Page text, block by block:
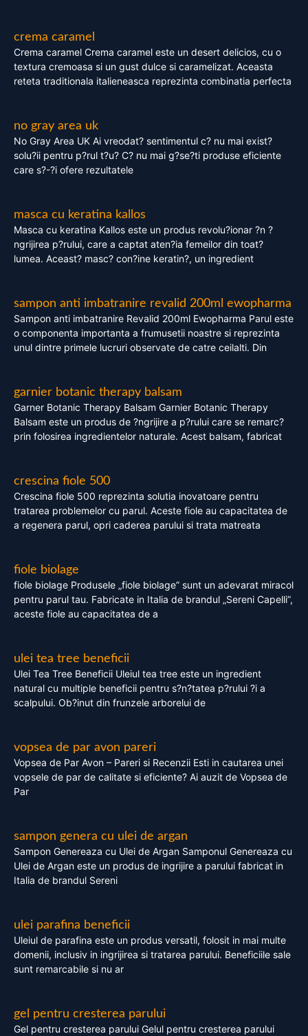
crema caramel
Crema caramel Crema caramel este un desert delicios, cu o
textura cremoasa si un gust dulce si caramelizat. Aceasta
reteta traditionala italieneasca reprezinta combinatia perfecta
no gray area uk
No Gray Area UK Ai vreodat? sentimentul c? nu mai exist?
solu?ii pentru p?rul t?u? C? nu mai g?se?ti produse eficiente
care s?-?i ofere rezultatele
masca cu keratina kallos
Masca cu keratina Kallos este un produs revolu?ionar ?n ?
ngrijirea p?rului, care a captat aten?ia femeilor din toat?
lumea. Aceast? masc? con?ine keratin?, un ingredient
sampon anti imbatranire revalid 200ml ewopharma
Sampon anti imbatranire Revalid 200ml Ewopharma Parul este
o componenta importanta a frumusetii noastre si reprezinta
unul dintre primele lucruri observate de catre ceilalti. Din
garnier botanic therapy balsam
Garner Botanic Therapy Balsam Garnier Botanic Therapy
Balsam este un produs de ?ngrijire a p?rului care se remarc?
prin folosirea ingredientelor naturale. Acest balsam, fabricat
crescina fiole 500
Crescina fiole 500 reprezinta solutia inovatoare pentru
tratarea problemelor cu parul. Aceste fiole au capacitatea de
a regenera parul, opri caderea parului si trata matreata
fiole biolage
fiole biolage Produsele „fiole biolage” sunt un adevarat miracol
pentru parul tau. Fabricate in Italia de brandul „Sereni Capelli”,
aceste fiole au capacitatea de a
ulei tea tree beneficii
Ulei Tea Tree Beneficii Uleiul tea tree este un ingredient
natural cu multiple beneficii pentru s?n?tatea p?rului ?i a
scalpului. Ob?inut din frunzele arborelui de
vopsea de par avon pareri
Vopsea de Par Avon – Pareri si Recenzii Esti in cautarea unei
vopsele de par de calitate si eficiente? Ai auzit de Vopsea de
Par
sampon genera cu ulei de argan
Sampon Genereaza cu Ulei de Argan Samponul Genereaza cu
Ulei de Argan este un produs de ingrijire a parului fabricat in
Italia de brandul Sereni
ulei parafina beneficii
Uleiul de parafina este un produs versatil, folosit in mai multe
domenii, inclusiv in ingrijirea si tratarea parului. Beneficiile sale
sunt remarcabile si nu ar
gel pentru cresterea parului
Gel pentru cresterea parului Gelul pentru cresterea parului